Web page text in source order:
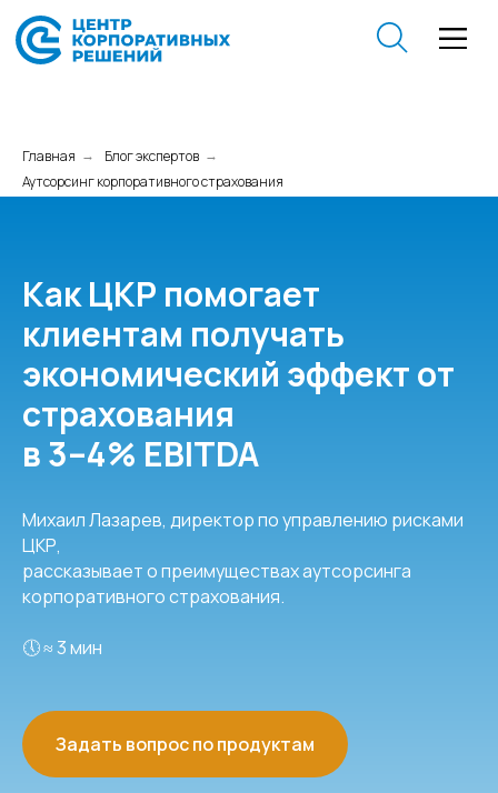
Главная → Блог экспертов →
Аутсорсинг корпоративного страхования
Как ЦКР помогает
клиентам получать
экономический эффект от
страхования
в 3–4% EBITDA
Михаил Лазарев, директор по управлению рисками
ЦКР,
рассказывает о преимуществах аутсорсинга
корпоративного страхования.
🕔 ≈ 3 мин
Задать вопрос по продуктам